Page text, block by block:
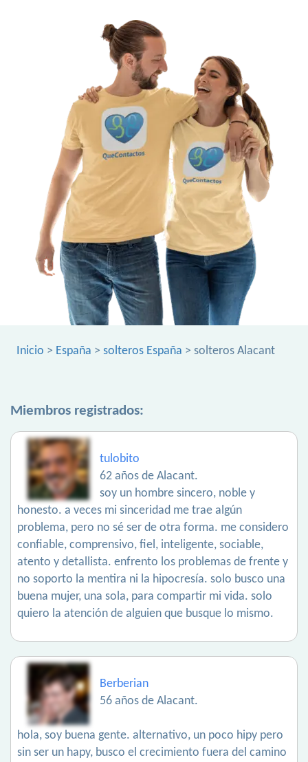
Inicio > España > solteros España > solteros Alacant
Miembros registrados:
tulobito
62 años de Alacant.
soy un hombre sincero, noble y
honesto. a veces mi sinceridad me trae algún
problema, pero no sé ser de otra forma. me considero
confiable, comprensivo, fiel, inteligente, sociable,
atento y detallista. enfrento los problemas de frente y
no soporto la mentira ni la hipocresía. solo busco una
buena mujer, una sola, para compartir mi vida. solo
quiero la atención de alguien que busque lo mismo.
Berberian
56 años de Alacant.
hola, soy buena gente. alternativo, un poco hipy pero
sin ser un hapy, busco el crecimiento fuera del camino